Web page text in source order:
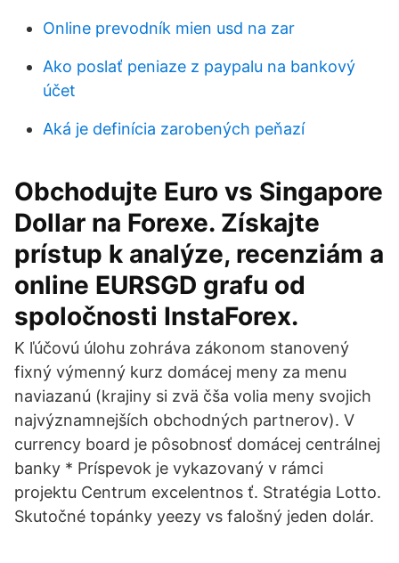
Online prevodník mien usd na zar
Ako poslať peniaze z paypalu na bankový
účet
Aká je definícia zarobených peňazí
Obchodujte Euro vs Singapore
Dollar na Forexe. Získajte
prístup k analýze, recenziám a
online EURSGD grafu od
spoločnosti InstaForex.
K ľúčovú úlohu zohráva zákonom stanovený
fixný výmenný kurz domácej meny za menu
naviazanú (krajiny si zvä čša volia meny svojich
najvýznamnejších obchodných partnerov). V
currency board je pôsobnosť domácej centrálnej
banky * Príspevok je vykazovaný v rámci
projektu Centrum excelentnos ť. Stratégia Lotto.
Skutočné topánky yeezy vs falošný jeden dolár.